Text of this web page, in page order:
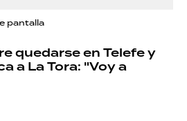
pantalla
quedarse en Telefe y
a La Tora: "Voy a